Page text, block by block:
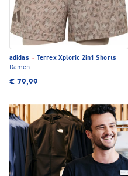
adidas ·
Terrex Xploric 2in1 Shorts
Damen
€ 79,99